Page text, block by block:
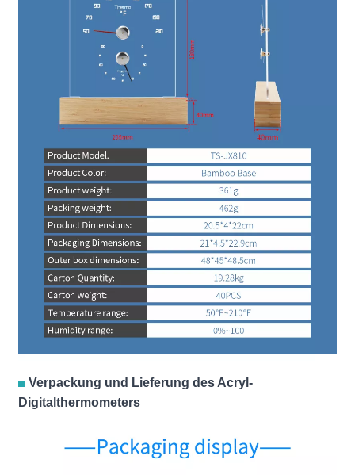
Verpackung und Lieferung des Acryl-
Digitalthermometers